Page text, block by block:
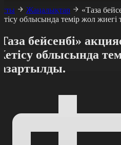
Жаңалықтар
«Таза
облысында темір жол жиегі
бейсенбі»
облысында